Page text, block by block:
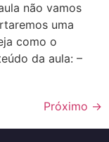
não vamos
uma
como o
da aula: –
Próximo →